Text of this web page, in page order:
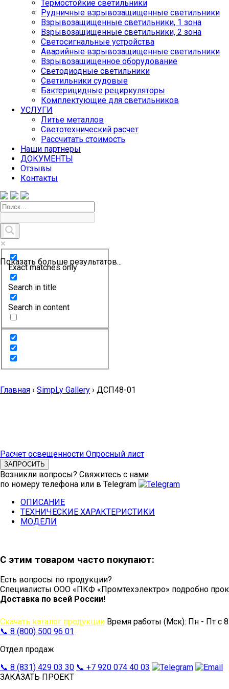
Термостойкие светильники
Рудничные взрывозащищенные светильники
Взрывозащищенные светильники, 1 зона
Взрывозащищенные светильники, 2 зона
Светосигнальные устройства
Аварийные взрывозащищенные светильники
Взрывозащищенное оборудование
Светодиодные светильники
Светильники судовые
Бактерицидные рециркуляторы
Комплектующие для светильников
УСЛУГИ
Литье металлов
Светотехнический расчет
Рассчитать стоимость
Наши партнеры
ДОКУМЕНТЫ
Отзывы
Контакты
Показать больше результатов...
Exact matches only
Search in title
Search in content
Главная › SimpLy Gallery › ДСП48-01
Расчет освещенности Опросный лист
ЗАПРОСИТЬ
Возникли вопросы? Свяжитесь с нами
по номеру телефона или в Telegram
ОПИСАНИЕ
ТЕХНИЧЕСКИЕ ХАРАКТЕРИСТИКИ
МОДЕЛИ
С этим товаром часто покупают:
Есть вопросы по продукции?
Специалисты ООО «ПКФ «Промтехэлектро» подробно
Доставка по всей России!
Скачать каталог продукции Время работы (Мск): Пн - Пт с
📞 8 (800) 500 96 01
Отдел продаж
📞 8 (831) 429 03 30 📞 +7 920 074 40 03
ЗАКАЗАТЬ ПРОЕКТ